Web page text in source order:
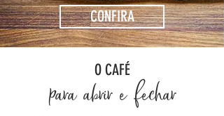
CONFIRA
O CAFÉ
para abrir e fechar